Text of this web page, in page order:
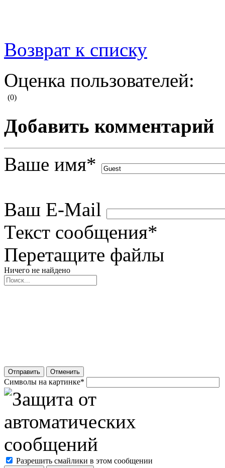
Возврат к списку
Оценка пользователей:
(0)
Добавить комментарий
Ваше имя*
Ваш E-Mail
Текст сообщения*
Перетащите файлы
Ничего не найдено
Отправить Отменить
Символы на картинке*
Разрешить смайлики в этом сообщении